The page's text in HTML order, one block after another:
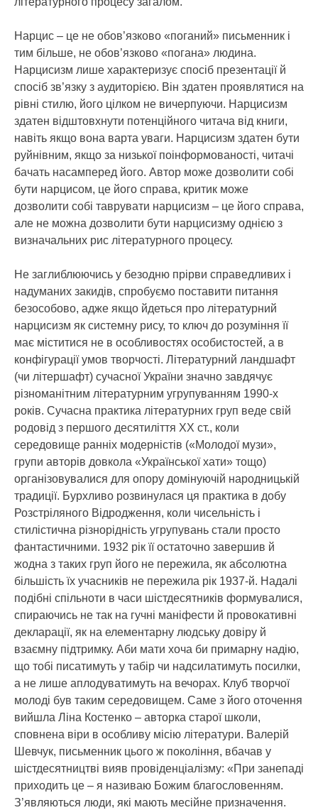
Нарцис – це не обов’язково «поганий» письменник і
тим більше, не обов’язково «погана» людина.
Нарцисизм лише характеризує спосіб презентації й
спосіб зв’язку з аудиторією. Він здатен проявлятися на
рівні стилю, його цілком не вичерпуючи. Нарцисизм
здатен відштовхнути потенційного читача від книги,
навіть якщо вона варта уваги. Нарцисизм здатен бути
руйнівним, якщо за низької поінформованості, читачі
бачать насамперед його. Автор може дозволити собі
бути нарцисом, це його справа, критик може
дозволити собі таврувати нарцисизм – це його справа,
але не можна дозволити бути нарцисизму однією з
визначальних рис літературного процесу.
Не заглиблюючись у безодню прірви справедливих і
надуманих закидів, спробуємо поставити питання
безособово, адже якщо йдеться про літературний
нарцисизм як системну рису, то ключ до розуміння її
має міститися не в особливостях особистостей, а в
конфігурації умов творчості. Літературний ландшафт
(чи літершафт) сучасної України значно завдячує
різноманітним літературним угрупуванням 1990-х
років. Сучасна практика літературних груп веде свій
родовід з першого десятиліття ХХ ст., коли
середовище ранніх модерністів («Молодої музи»,
групи авторів довкола «Української хати» тощо)
організовувалися для опору домінуючій народницькій
традиції. Бурхливо розвинулася ця практика в добу
Розстріляного Відродження, коли чисельність і
стилістична різнорідність угрупувань стали просто
фантастичними. 1932 рік її остаточно завершив й
жодна з таких груп його не пережила, як абсолютна
більшість їх учасників не пережила рік 1937-й. Надалі
подібні спільноти в часи шістдесятників формувалися,
спираючись не так на гучні маніфести й провокативні
декларації, як на елементарну людську довіру й
взаємну підтримку. Аби мати хоча би примарну надію,
що тобі писатимуть у табір чи надсилатимуть посилки,
а не лише аплодуватимуть на вечорах. Клуб творчої
молоді був таким середовищем. Саме з його оточення
вийшла Ліна Костенко – авторка старої школи,
сповнена віри в особливу місію літератури. Валерій
Шевчук, письменник цього ж покоління, вбачав у
шістдесятництві вияв провіденціалізму: «При занепаді
приходить це – я називаю Божим благословенням.
З’являються люди, які мають месійне призначення.